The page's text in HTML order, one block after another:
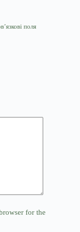
поля
for the